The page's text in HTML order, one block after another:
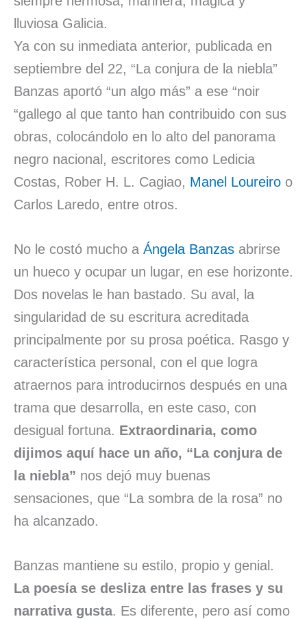
lluviosa Galicia.
Ya con su inmediata anterior, publicada en
septiembre del 22, “La conjura de la niebla”
Banzas aportó “un algo más” a ese “noir
“gallego al que tanto han contribuido con sus
obras, colocándolo en lo alto del panorama
negro nacional, escritores como Ledicia
Costas, Rober H. L. Cagiao, Manel Loureiro o
Carlos Laredo, entre otros.
No le costó mucho a Ángela Banzas abrirse
un hueco y ocupar un lugar, en ese horizonte.
Dos novelas le han bastado. Su aval, la
singularidad de su escritura acreditada
principalmente por su prosa poética. Rasgo y
característica personal, con el que logra
atraernos para introducirnos después en una
trama que desarrolla, en este caso, con
desigual fortuna. Extraordinaria, como
dijimos aquí hace un año, “La conjura de
la niebla” nos dejó muy buenas
sensaciones, que “La sombra de la rosa” no
ha alcanzado.
Banzas mantiene su estilo, propio y genial.
La poesía se desliza entre las frases y su
narrativa gusta. Es diferente, pero así como